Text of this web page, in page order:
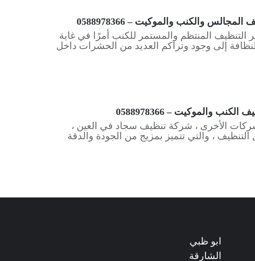
والكنب والموكيت – 0588978366
التنظيف المنتظم والمستمر للكنب أمرًا في غاية
إلى وجود وتراكم العديد من الحشرات داخل
والموكيت – 0588978366
الأخرى ، شركة تنظيف سجاد في العين ،
، والتي تتميز بمزيج من الجودة والدقة
ابو ظبي
الشارقة